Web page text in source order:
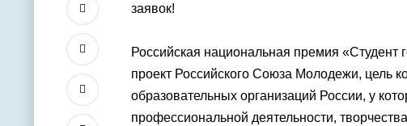
заявок!
Российская национальная премия
проект Российского Союза Молодежи, цель
образовательных организаций России, у
профессиональной деятельности,